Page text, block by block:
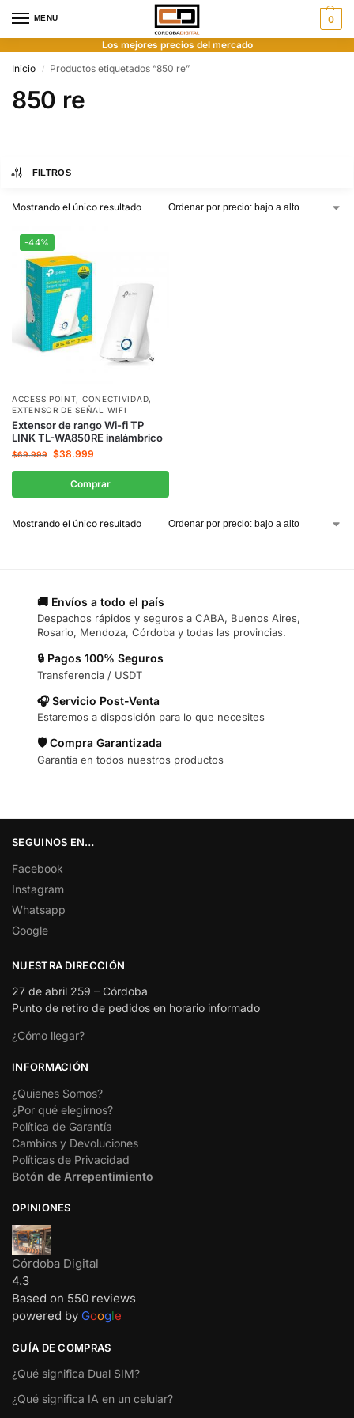
MENU 0
Los mejores precios del mercado
Inicio
/ Productos etiquetados “850 re”
850 re
FILTROS
Mostrando el único resultado
-44%
ACCESS POINT, CONECTIVIDAD,
EXTENSOR DE SEÑAL WIFI
Extensor de rango Wi-fi TP
LINK TL-WA850RE inalámbrico
$69.999 $38.999
Comprar
Mostrando el único resultado
🚚 Envíos a todo el país
Despachos rápidos y seguros a CABA, Buenos Aires,
Rosario, Mendoza, Córdoba y todas las provincias.
🔒 Pagos 100% Seguros
Transferencia / USDT
🎧 Servicio Post-Venta
Estaremos a disposición para lo que necesites
🛡️ Compra Garantizada
Garantía en todos nuestros productos
SEGUINOS EN…
Facebook
Instagram
Whatsapp
Google
NUESTRA DIRECCIÓN
27 de abril 259 – Córdoba
Punto de retiro de pedidos en horario informado
¿Cómo llegar?
INFORMACIÓN
¿Quienes Somos?
¿Por qué elegirnos?
Política de Garantía
Cambios y Devoluciones
Políticas de Privacidad
Botón de Arrepentimiento
OPINIONES
Córdoba Digital
4.3
Based on 550 reviews
powered by Google
GUÍA DE COMPRAS
¿Qué significa Dual SIM?
¿Qué significa IA en un celular?